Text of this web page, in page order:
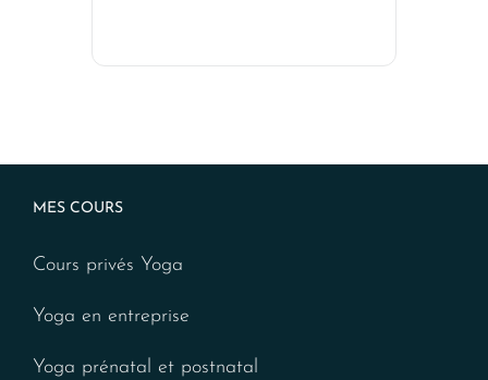
MES COURS
Cours privés Yoga
Yoga en entreprise
Yoga prénatal et postnatal